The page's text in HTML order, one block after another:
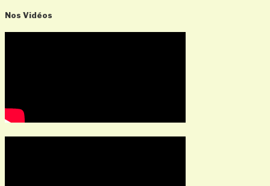
Nos Vidéos